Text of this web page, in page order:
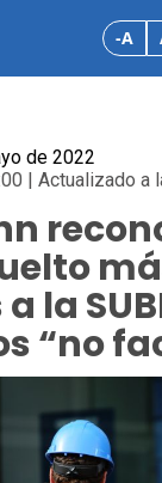
-A
de 2022
| Actualizado a
la
“no